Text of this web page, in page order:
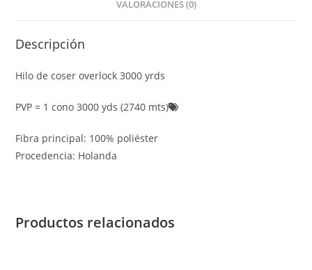
VALORACIONES (0)
Descripción
Hilo de coser overlock 3000 yrds
PVP = 1 cono 3000 yds (2740 mts)
Fibra principal: 100% poliéster
Procedencia: Holanda
Productos relacionados